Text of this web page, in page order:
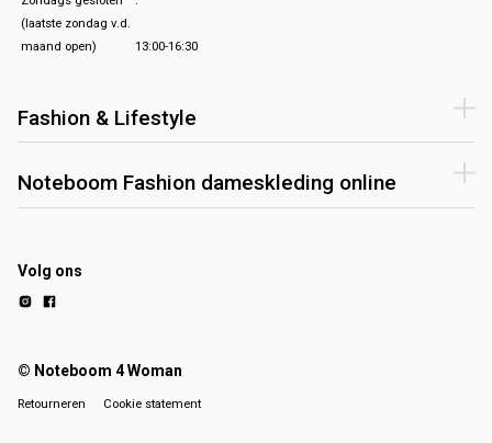
(laatste zondag v.d.
maand open)
13:00-16:30
Fashion & Lifestyle
Noteboom Fashion dameskleding online
Volg ons
© Noteboom 4 Woman
Retourneren Cookie statement